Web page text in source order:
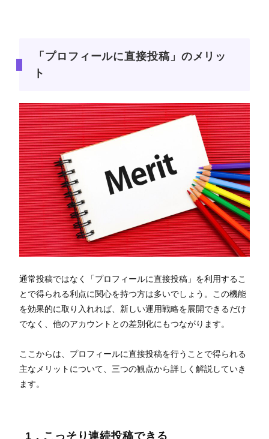
「プロフィールに直接投稿」のメリッ
ト
通常投稿ではなく「プロフィールに直接投稿」を利用するこ
とで得られる利点に関心を持つ方は多いでしょう。この機能
を効果的に取り入れれば、新しい運用戦略を展開できるだけ
でなく、他のアカウントとの差別化にもつながります。
ここからは、プロフィールに直接投稿を行うことで得られる
主なメリットについて、三つの観点から詳しく解説していき
ます。
1．こっそり連続投稿できる